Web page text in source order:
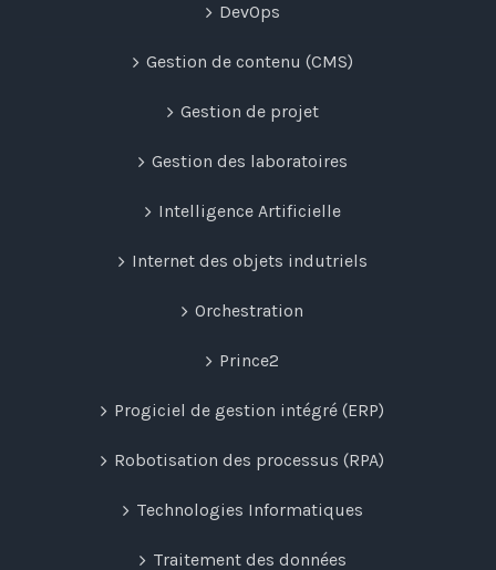
DevOps
Gestion de contenu (CMS)
Gestion de projet
Gestion des laboratoires
Intelligence Artificielle
Internet des objets indutriels
Orchestration
Prince2
Progiciel de gestion intégré (ERP)
Robotisation des processus (RPA)
Technologies Informatiques
Traitement des données